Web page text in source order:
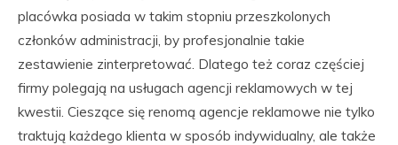
placówka posiada w takim stopniu przeszkolonych
członków administracji, by profesjonalnie takie
zestawienie zinterpretować. Dlatego też coraz częściej
firmy polegają na usługach agencji reklamowych w tej
kwestii. Cieszące się renomą agencje reklamowe nie tylko
traktują każdego klienta w sposób indywidualny, ale także